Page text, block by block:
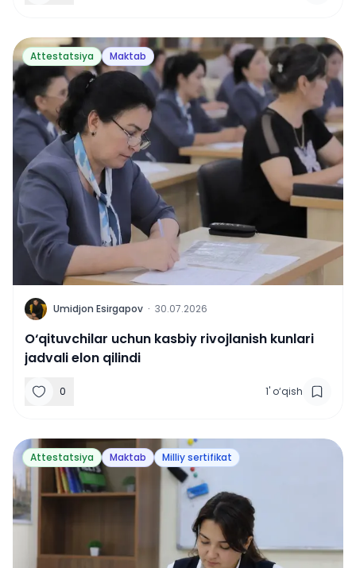
Attestatsiya Maktab
U Umidjon Esirgapov · 30.07.2026
O‘qituvchilar uchun kasbiy rivojlanish kunlari
jadvali elon qilindi
0 1' o‘qish
Attestatsiya Maktab Milliy sertifikat